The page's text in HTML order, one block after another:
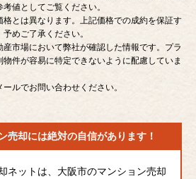
値としてご覧ください。
とは異なります。上記価格での成約を保証す
めご了承ください。
市場において弊社が確認した情報です。プラ
件が容易に特定できないように配慮していま
ルでお問い合わせください。
売却には絶対の自信があります！
ネットは、大阪市のマンション売却